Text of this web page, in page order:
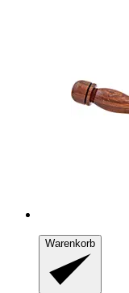
Warenkorb